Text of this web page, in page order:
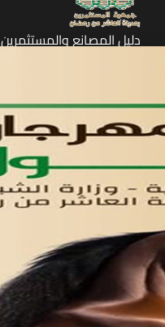
دليل المصانع والمستثمرين
تواصل معنا
مدينة العاشر من رمضان
01221020029
055-4494429